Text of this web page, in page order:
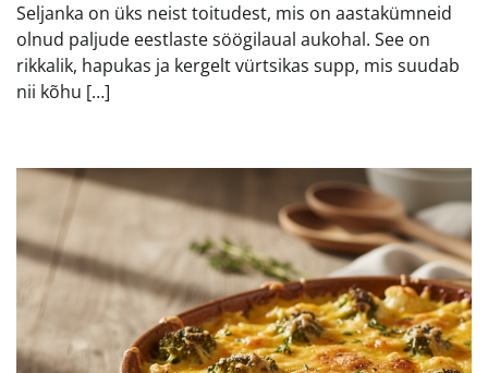
Seljanka on üks neist toitudest, mis on aastakümneid
olnud paljude eestlaste söögilaual aukohal. See on
rikkalik, hapukas ja kergelt vürtsikas supp, mis suudab
nii kõhu […]